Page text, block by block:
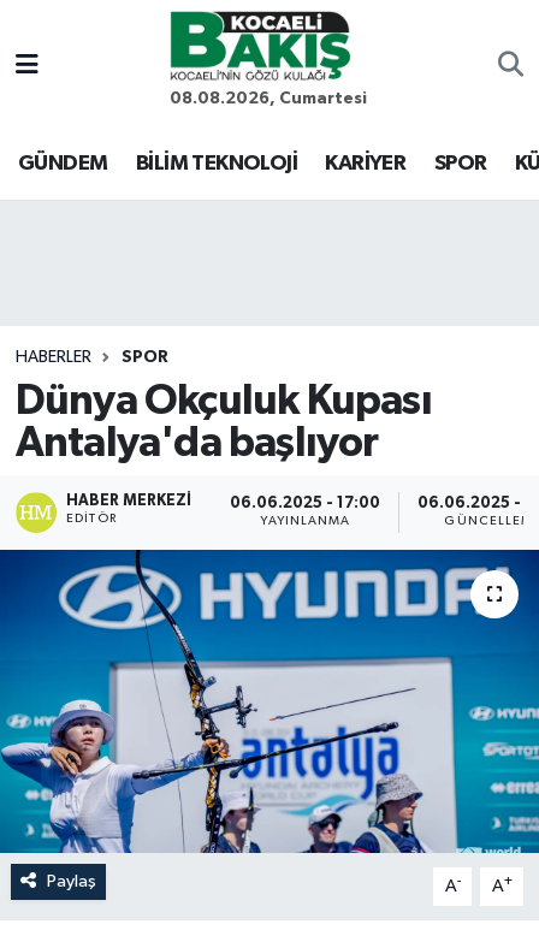
08.08.2026, Cumartesi
GÜNDEM BİLİM TEKNOLOJİ KARİYER SPOR
HABERLER SPOR
Dünya Okçuluk Kupası
Antalya'da başlıyor
HABER MERKEZI
EDITÖR
06.06.2025 - 17:00
YAYINLANMA
06.06.2025 -
Paylaş A- A+
Kocaeli Nöbetçi Eczaneler
Kocaeli Hava Durumu
Son Dakika Haberleri
Haber Arşivi